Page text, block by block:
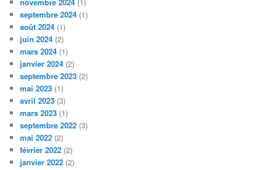
septembre 2024 (1)
août 2024 (1)
juin 2024 (2)
mars 2024 (1)
janvier 2024 (2)
septembre 2023 (2)
mai 2023 (1)
avril 2023 (3)
mars 2023 (1)
septembre 2022 (3)
mai 2022 (2)
février 2022 (2)
janvier 2022 (2)